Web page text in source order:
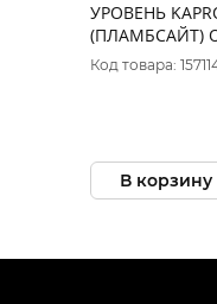
УРОВЕНЬ
(ПЛАМБСАЙТ)
CONDOR 905-
Код товара:
В корзину